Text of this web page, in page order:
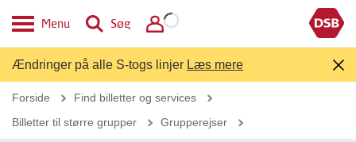
Menu Søg
Ændringer på alle S-togs linjer Læs mere
Forside
Find billetter og services
Billetter til større grupper
Grupperejser